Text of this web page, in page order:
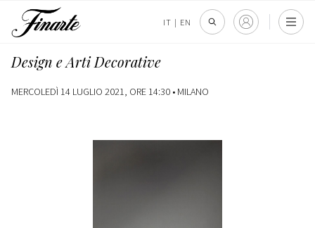
IT | EN
Design e Arti Decorative
MERCOLEDÌ 14 LUGLIO 2021, ORE 14:30 • MILANO